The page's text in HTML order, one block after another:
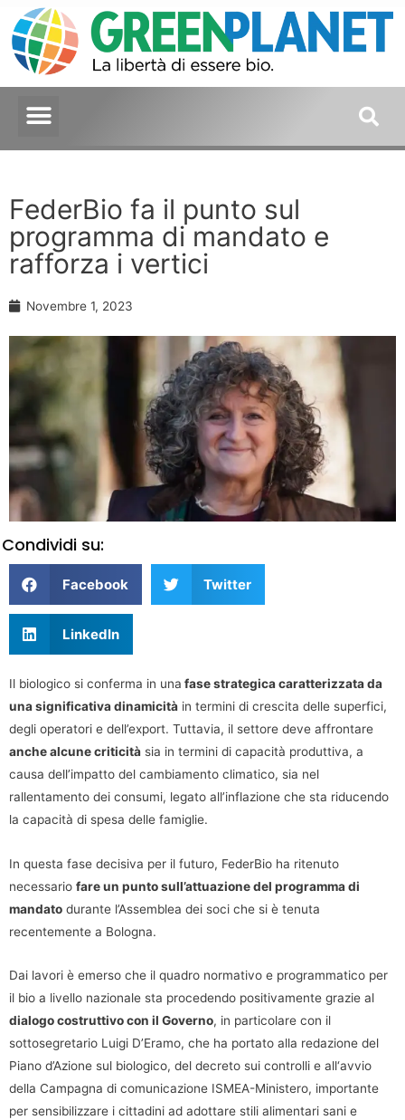
FederBio fa il punto sul
programma di mandato e
rafforza i vertici
Novembre 1, 2023
Condividi su:
Facebook Twitter
LinkedIn
Il biologico si conferma in una fase strategica caratterizzata da
una significativa dinamicità in termini di crescita delle superfici,
degli operatori e dell’export. Tuttavia, il settore deve affrontare
anche alcune criticità sia in termini di capacità produttiva, a
causa dell’impatto del cambiamento climatico, sia nel
rallentamento dei consumi, legato all’inflazione che sta riducendo
la capacità di spesa delle famiglie.
In questa fase decisiva per il futuro, FederBio ha ritenuto
necessario fare un punto sull’attuazione del programma di
mandato durante l’Assemblea dei soci che si è tenuta
recentemente a Bologna.
Dai lavori è emerso che il quadro normativo e programmatico per
il bio a livello nazionale sta procedendo positivamente grazie al
dialogo costruttivo con il Governo, in particolare con il
sottosegretario Luigi D’Eramo, che ha portato alla redazione del
Piano d’Azione sul biologico, del decreto sui controlli e all‘avvio
della Campagna di comunicazione ISMEA-Ministero, importante
per sensibilizzare i cittadini ad adottare stili alimentari sani e